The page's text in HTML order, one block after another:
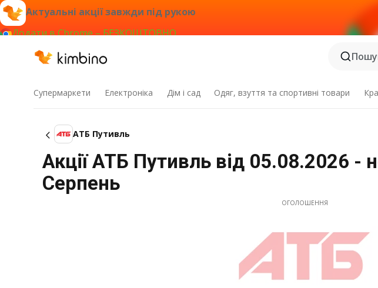
Актуальні акції завжди під рукою
Додати в Chrome – БЕЗКОШТОВНО
Супермаркети Електроніка Дім і сад Одяг, взуття та спортивні товари
АТБ Путивль
Акції АТБ Путивль від 05.08.2026 -
Серпень
ОГОЛОШЕННЯ